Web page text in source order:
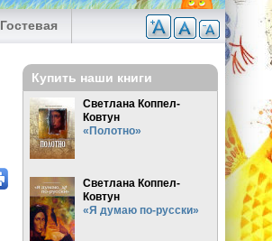
Гостевая
Купить наши книги
Светлана Коппел-
Ковтун
«Полотно»
Светлана Коппел-
Ковтун
«Я думаю по-русски»